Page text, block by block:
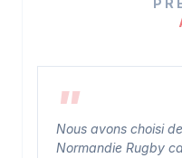
Nous avons choisi
Normandie Rugby